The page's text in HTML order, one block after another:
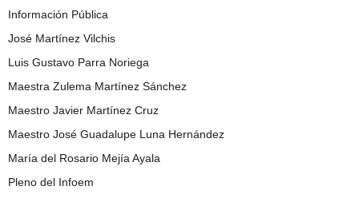
Información Pública
José Martínez Vilchis
Luis Gustavo Parra Noriega
Maestra Zulema Martínez Sánchez
Maestro Javier Martínez Cruz
Maestro José Guadalupe Luna Hernández
María del Rosario Mejía Ayala
Pleno del Infoem